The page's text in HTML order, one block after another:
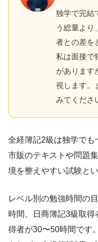
独学で完結
う総量より
者との差を
私は面接で
があります
視します。
みてくださ
全経簿記2級は独学でも
市販のテキストや問題
境を整えやすい試験とい
レベル別の勉強時間の
時間、日商簿記3級取
得者が30〜50時間です